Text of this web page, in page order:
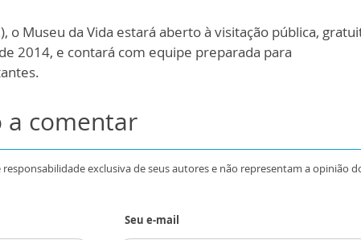
o Museu da Vida estará aberto à visitação pública,
2014, e contará com equipe preparada para
a comentar
exclusiva de seus autores e não representam a opinião
Seu e-mail